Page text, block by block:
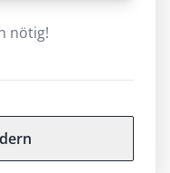
nötig!